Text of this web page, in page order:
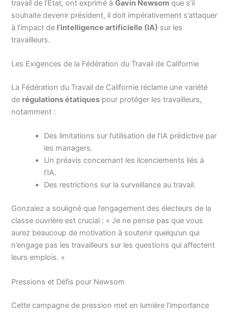
travail de l’État, ont exprimé àGavin Newsom que s’il
souhaite devenir président, il doit impérativement s’attaquer
à l’impact de l’intelligence artificielle (IA) sur les
travailleurs.
Les Exigences de la Fédération du Travail de Californie
La Fédération du Travail de Californie réclame une variété
de régulations étatiques pour protéger les travailleurs,
notamment :
Des limitations sur l’utilisation de l’IA prédictive par
les managers.
Un préavis concernant les licenciements liés à
l’IA.
Des restrictions sur la surveillance au travail.
Gonzalez a souligné que l’engagement des électeurs de la
classe ouvrière est crucial : « Je ne pense pas que vous
aurez beaucoup de motivation à soutenir quelqu’un qui
n’engage pas les travailleurs sur les questions qui affectent
leurs emplois. »
Pressions et Défis pour Newsom
Cette campagne de pression met en lumière l’importance